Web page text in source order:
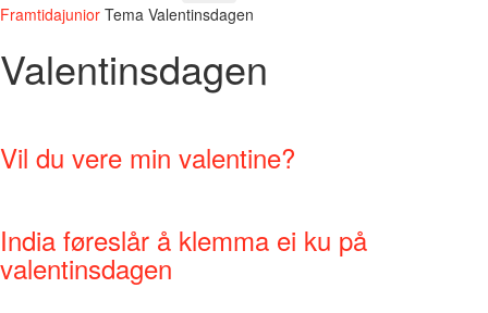
Framtidajunior Tema Valentinsdagen
Valentinsdagen
Vil du vere min valentine?
India føreslår å klemma ei ku på
valentinsdagen